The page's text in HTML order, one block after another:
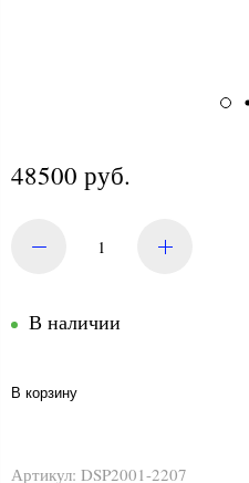
48500 руб.
В наличии
В корзину
Артикул: DSP2001-2207